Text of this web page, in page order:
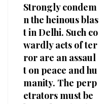
Strongly condem
n the heinous blas
t in Delhi. Such co
wardly acts of ter
ror are an assaul
t on peace and hu
manity. The perp
etrators must be